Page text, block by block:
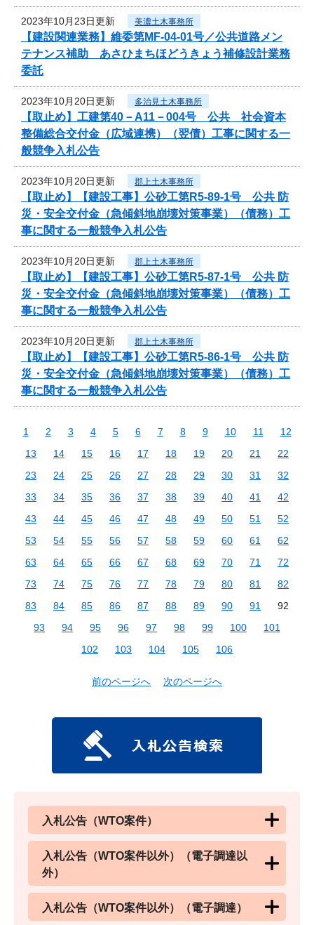
2023年10月23日更新 美濃土木事務所
【建設関連業務】維委第MF-04-01号／公共道路メン
テナンス補助 あさひまちほどうきょう補修設計業務
委託
2023年10月20日更新 多治見土木事務所
【取止め】工建第40－A11－004号 公共 社会資本
整備総合交付金（広域連携）（翌債）工事に関する一
般競争入札公告
2023年10月20日更新 郡上土木事務所
【取止め】【建設工事】公砂工第R5-89-1号 公共 防
災・安全交付金（急傾斜地崩壊対策事業）（債務）工
事に関する一般競争入札公告
2023年10月20日更新 郡上土木事務所
【取止め】【建設工事】公砂工第R5-87-1号 公共 防
災・安全交付金（急傾斜地崩壊対策事業）（債務）工
事に関する一般競争入札公告
2023年10月20日更新 郡上土木事務所
【取止め】【建設工事】公砂工第R5-86-1号 公共 防
災・安全交付金（急傾斜地崩壊対策事業）（債務）工
事に関する一般競争入札公告
1 2 3 4 5 6 7 8 9 10 11
12
13
14 15 16 17 18 19 20 21
22
23
24 25 26 27 28 29 30 31
32
33
34 35 36 37 38 39 40 41
42
43
44 45 46 47 48 49 50 51
52
53
54 55 56 57 58 59 60 61
62
63
64 65 66 67 68 69 70 71
72
73
74 75 76 77 78 79 80 81
82
83
84 85 86 87 88 89 90 91
92
93
94 95 96 97 98 99 100
101
102
103 104 105 106
前のページへ 次のページへ
入札公告（WTO案件）
入札公告（WTO案件以外）（電子調達以
外）
入札公告（WTO案件以外）（電子調達）